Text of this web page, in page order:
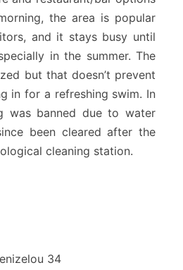
the area is popular
and it stays busy until
in the summer. The
but that doesn’t prevent
in for a refreshing swim. In
was banned due to water
been cleared after the
cleaning station.
34